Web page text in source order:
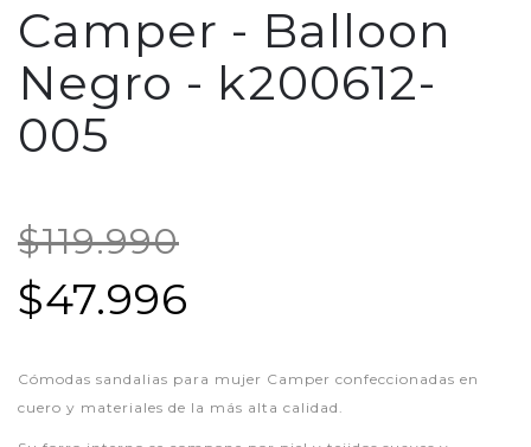
Camper - Balloon
Negro - k200612-
005
$119.990
$47.996
Cómodas sandalias para mujer Camper confeccionadas en
cuero y materiales de la más alta calidad.